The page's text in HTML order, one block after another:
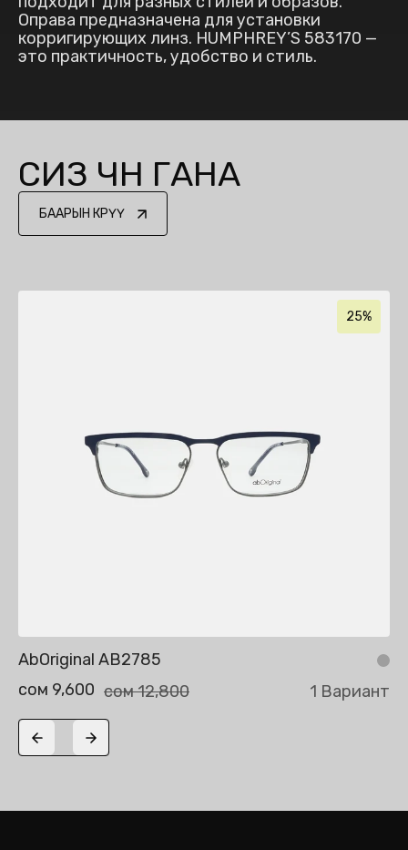
Оправа предназначена для установки
корригирующих линз. HUMPHREY’S 583170 —
это практичность, удобство и стиль.
СИЗ ҮЧҮН ГАНА
БААРЫН КӨРҮҮ
25%
AbOriginal AB2785
сом 9,600 сом 12,800 1 Вариант
Previous slide
Next slide